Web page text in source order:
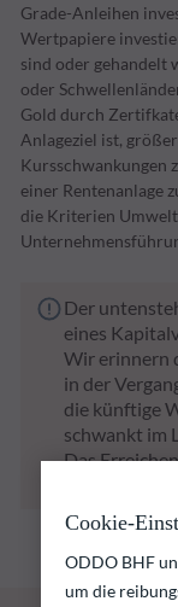
Grade-Anleihen
Wertpapiere
sind oder gehandelt
oder
Gold durch
Anlageziel ist,
Kursschwankungen
einer Rentenanlage
die Kriterien
Der
eines
Wir erinnern
in der
die künftige
schwankt im
Das
Cookie-
ODDO BHF
um die